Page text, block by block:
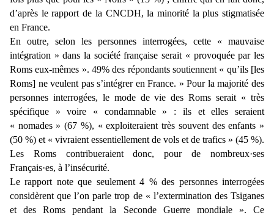
d’après le rapport de la CNCDH, la minorité la plus stigmatisée
en France.
En outre, selon les personnes interrogées, cette « mauvaise
intégration » dans la société française serait « provoquée par les
Roms eux-mêmes ». 49% des répondants soutiennent « qu’ils [les
Roms] ne veulent pas s’intégrer en France. » Pour la majorité des
personnes interrogées, le mode de vie des Roms serait « très
spécifique » voire « condamnable » : ils et elles seraient
« nomades » (67 %), « exploiteraient très souvent des enfants »
(50 %) et « vivraient essentiellement de vols et de trafics » (45 %).
Les Roms contribueraient donc, pour de nombreux·ses
Français·es, à l’insécurité.
Le rapport note que seulement 4 % des personnes interrogées
considèrent que l’on parle trop de « l’extermination des Tsiganes
et des Roms pendant la Seconde Guerre mondiale ». Ce